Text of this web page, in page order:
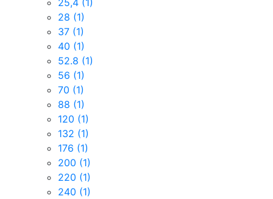
28 (1)
37 (1)
40 (1)
52.8 (1)
56 (1)
70 (1)
88 (1)
120 (1)
132 (1)
176 (1)
200 (1)
220 (1)
240 (1)